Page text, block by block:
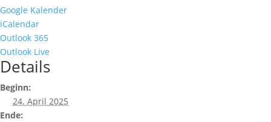
Google Kalender
iCalendar
Outlook 365
Outlook Live
Details
Beginn:
24. April 2025
Ende: